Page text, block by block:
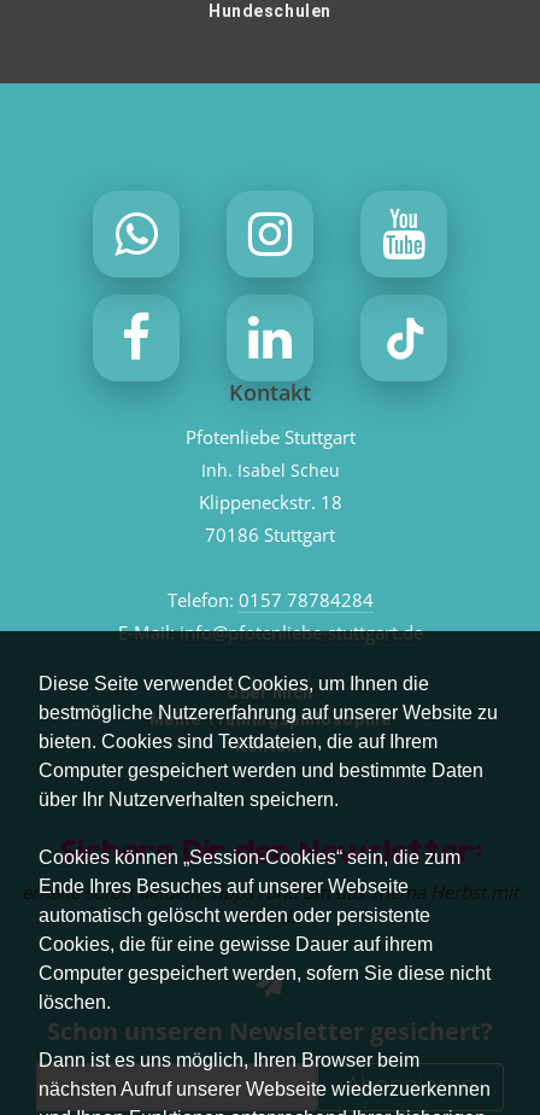
Diese Seite verwendet Cookies, um Ihnen die
bestmögliche Nutzererfahrung auf unserer Website zu
bieten. Cookies sind Textdateien, die auf Ihrem
Computer gespeichert werden und bestimmte Daten
über Ihr Nutzerverhalten speichern.
Cookies können „Session-Cookies“ sein, die zum
Ende Ihres Besuches auf unserer Webseite
automatisch gelöscht werden oder persistente
Cookies, die für eine gewisse Dauer auf ihrem
Computer gespeichert werden, sofern Sie diese nicht
löschen.
Dann ist es uns möglich, Ihren Browser beim
nächsten Aufruf unserer Webseite wiederzuerkennen
Hundeschulen
Kontakt
Pfotenliebe Stuttgart
Inh. Isabel Scheu
Klippeneckstr. 18
70186 Stuttgart
Telefon: 0157 78784284
E-Mail:info@pfotenliebe-stuttgart.de
Über mich
Meine Trainingsphilosophie
Kontakt
Sichere Dir den Newsletter:
erhalte sofort aktuelle Tipps rund um das Thema Herbst mit
Hund.
Schon unseren Newsletter gesichert?
Abonnieren